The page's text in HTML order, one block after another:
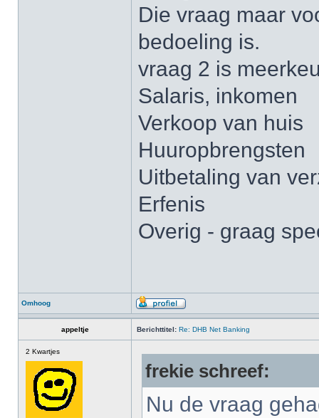
Die vraag maar
bedoeling is.
vraag 2 is
Salaris, inkomen
Verkoop van huis
Huuropbrengsten
Uitbetaling van
Erfenis
Overig - graag
Omhoog
appeltje Berichttitel: Re: DHB Net Banking
2 Kwartjes
frekie schreef:
Nu de vraag